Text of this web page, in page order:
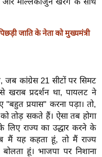
और मल्लिकार्जुन खरगे के साथ
जाति के नेता को मुख्यमंत्री
जब कांग्रेस 21 सीटों पर सिमट
प्रदर्शन था, पायलट ने
प्रयास" करना पड़ा। तो,
तोड़ सकते हैं। ऐसा तब होगा
राज्य का उद्धार करने के
मैं यह कहता हूं, तो मैं राज्य
हूं। भाजपा पर निशाना